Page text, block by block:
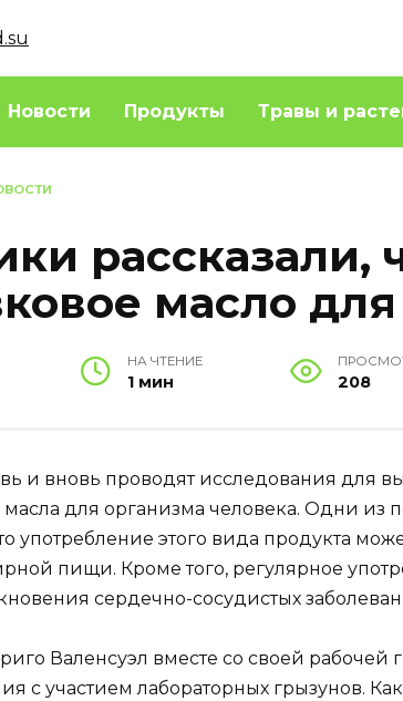
Новости Продукты Травы и
рассказали,
масло
НА ЧТЕНИЕ
1 мин 208
и вновь проводят исследования для
масла для организма человека. Одни из
употребление этого вида продукта
пищи. Кроме того, регулярное
сердечно-сосудистых
Валенсуэл вместе со своей рабочей
с участием лабораторных грызунов.